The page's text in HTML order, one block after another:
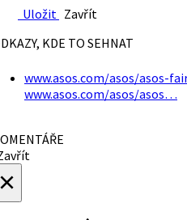
Uložit Zavřít
KDE TO SEHNAT
www.asos.com/asos/asos-
www.asos.com/asos/asos…